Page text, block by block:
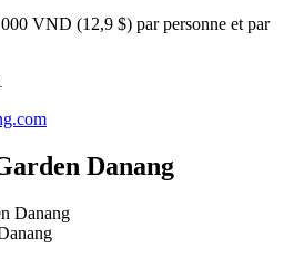
VND (12,9 $) par personne et par
Danang